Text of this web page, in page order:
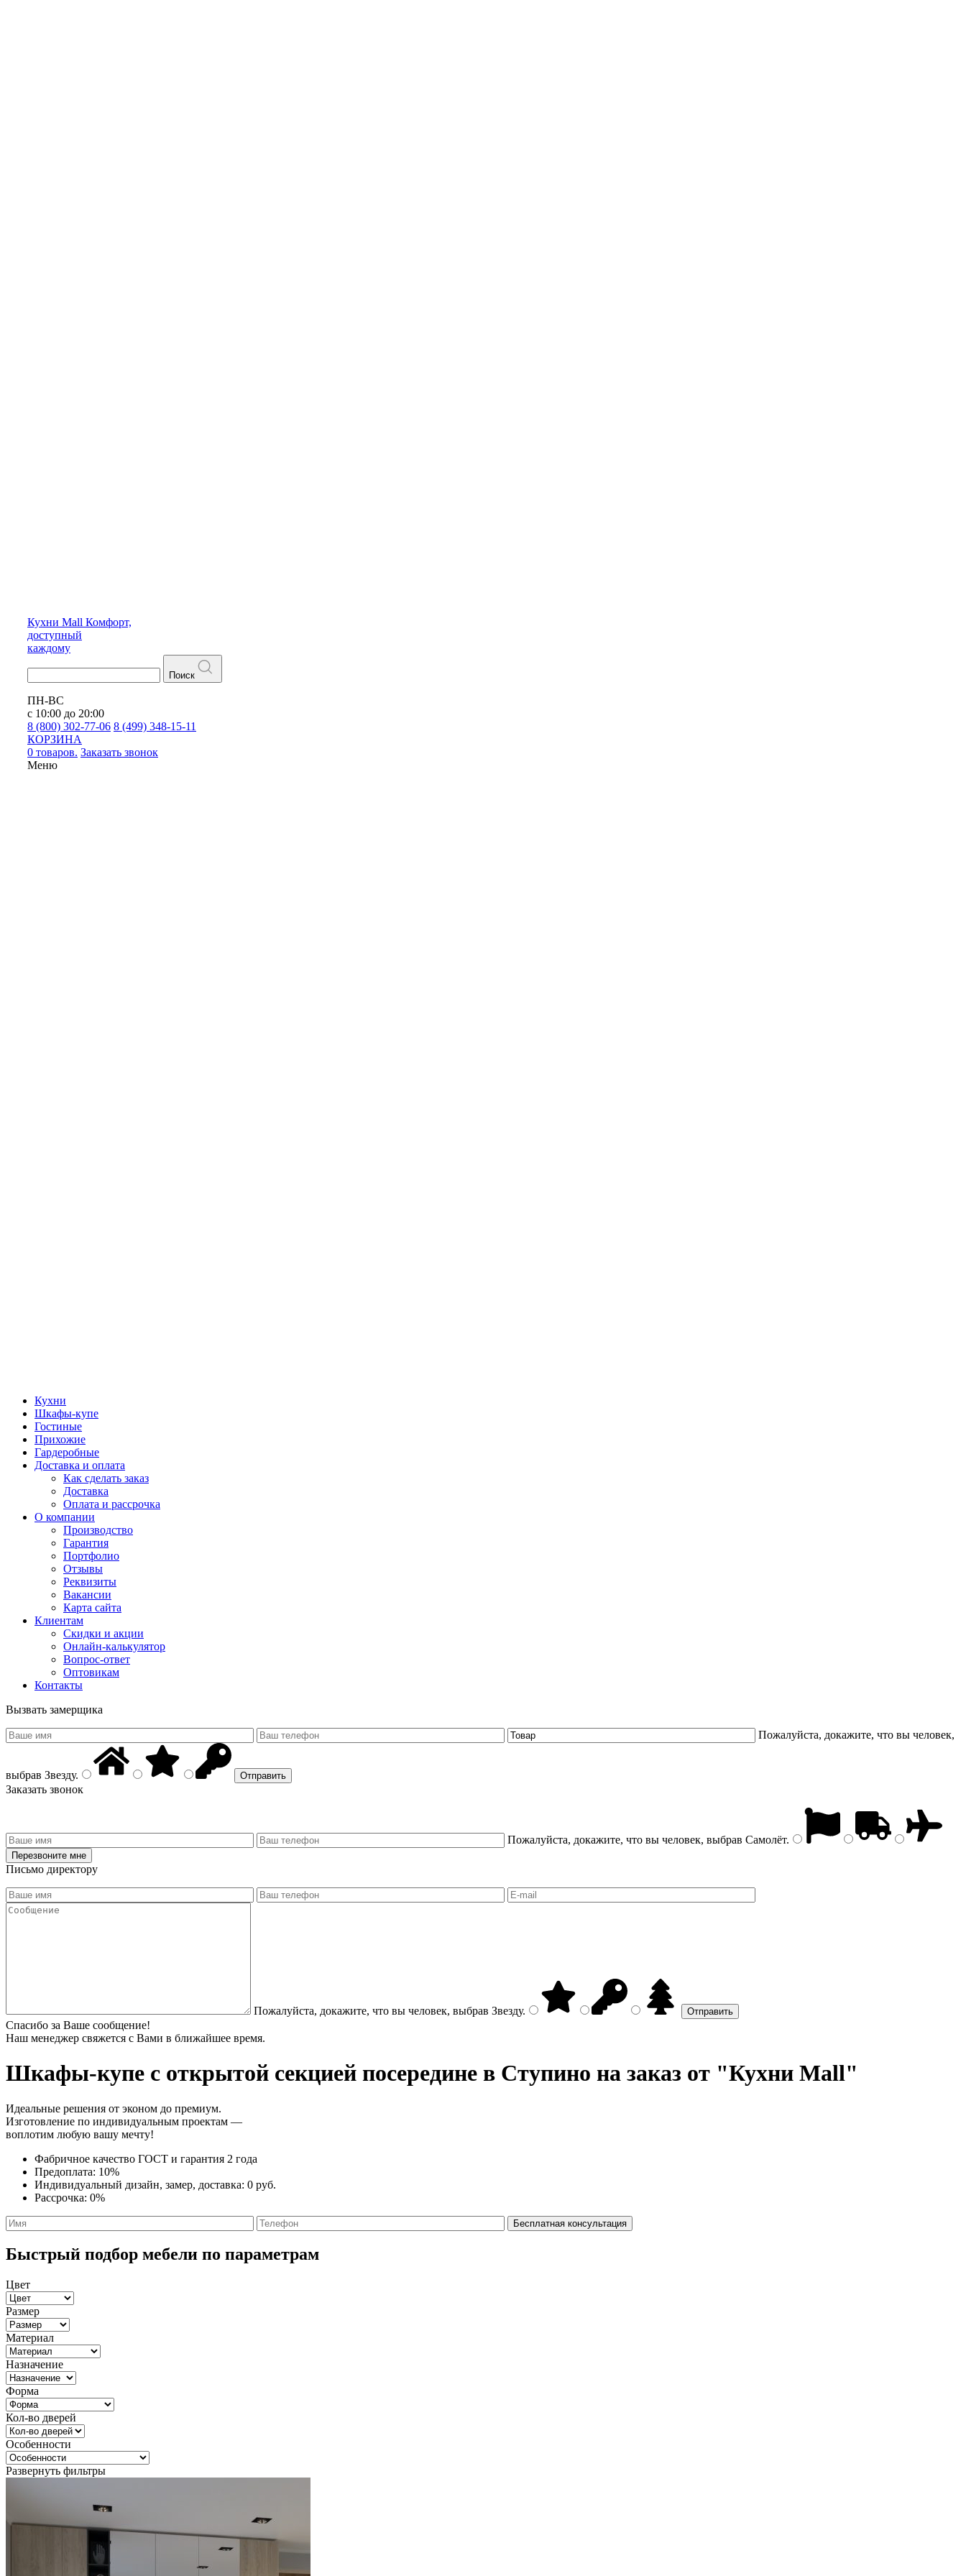
Кухни Mall Комфорт,
доступный
каждому
Поиск
ПН-ВС
с 10:00 до 20:00
8 (800) 302-77-06 8 (499) 348-15-11
КОРЗИНА
0 товаров. Заказать звонок
Меню
Кухни
Шкафы-купе
Гостиные
Прихожие
Гардеробные
Доставка и оплата
Как сделать заказ
Доставка
Оплата и рассрочка
О компании
Производство
Гарантия
Портфолио
Отзывы
Реквизиты
Вакансии
Карта сайта
Клиентам
Скидки и акции
Онлайн-калькулятор
Вопрос-ответ
Оптовикам
Контакты
Вызвать замерщика
Пожалуйста, докажите, что вы человек,
выбрав Звезду.
Заказать звонок
Пожалуйста, докажите, что вы человек, выбрав Самолёт.
Письмо директору
Пожалуйста, докажите, что вы человек, выбрав Звезду.
Спасибо за Ваше сообщение!
Наш менеджер свяжется с Вами в ближайшее время.
Шкафы-купе с открытой секцией посередине в Ступино на заказ от "Кухни Mall"
Идеальные решения от эконом до премиум.
Изготовление по индивидуальным проектам —
воплотим любую вашу мечту!
Фабричное качество ГОСТ и гарантия 2 года
Предоплата: 10%
Индивидуальный дизайн, замер, доставка: 0 руб.
Рассрочка: 0%
Быстрый подбор мебели по параметрам
Цвет
Размер
Материал
Назначение
Форма
Кол-во дверей
Особенности
Развернуть фильтры